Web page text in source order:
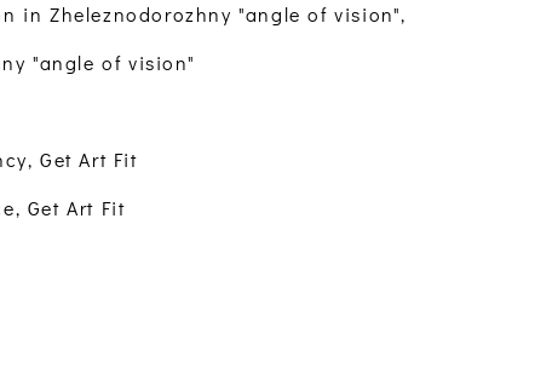
in Zheleznodorozhny "angle of vision",
"angle of vision"
Get Art Fit
Get Art Fit